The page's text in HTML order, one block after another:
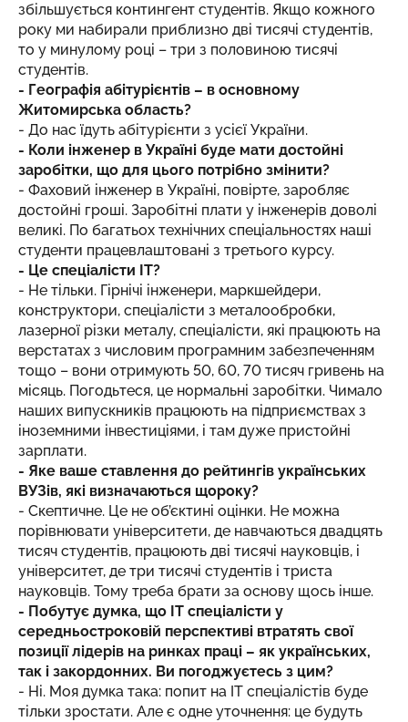
збільшується контингент студентів. Якщо кожного
року ми набирали приблизно дві тисячі студентів,
то у минулому році – три з половиною тисячі
студентів.
- Географія абітурієнтів – в основному
Житомирська область?
- До нас їдуть абітурієнти з усієї України.
- Коли інженер в Україні буде мати достойні
заробітки, що для цього потрібно змінити?
- Фаховий інженер в Україні, повірте, заробляє
достойні гроші. Заробітні плати у інженерів доволі
великі. По багатьох технічних спеціальностях наші
студенти працевлаштовані з третього курсу.
- Це спеціалісти IT?
- Не тільки. Гірнічі інженери, маркшейдери,
конструктори, спеціалісти з металообробки,
лазерної різки металу, спеціалісти, які працюють на
верстатах з числовим програмним забезпеченням
тощо – вони отримують 50, 60, 70 тисяч гривень на
місяць. Погодьтеся, це нормальні заробітки. Чимало
наших випускників працюють на підприємствах з
іноземними інвестиціями, і там дуже пристойні
зарплати.
- Яке ваше ставлення до рейтингів українських
ВУЗів, які визначаються щороку?
- Скептичне. Це не об’єктині оцінки. Не можна
порівнювати університети, де навчаються двадцять
тисяч студентів, працюють дві тисячі науковців, і
університет, де три тисячі студентів і триста
науковців. Тому треба брати за основу щось інше.
- Побутує думка, що IT спеціалісти у
середньостроковій перспективі втратять свої
позиції лідерів на ринках праці – як українських,
так і закордонних. Ви погоджуєтесь з цим?
- Ні. Моя думка така: попит на IT спеціалістів буде
тільки зростати. Але є одне уточнення: це будуть